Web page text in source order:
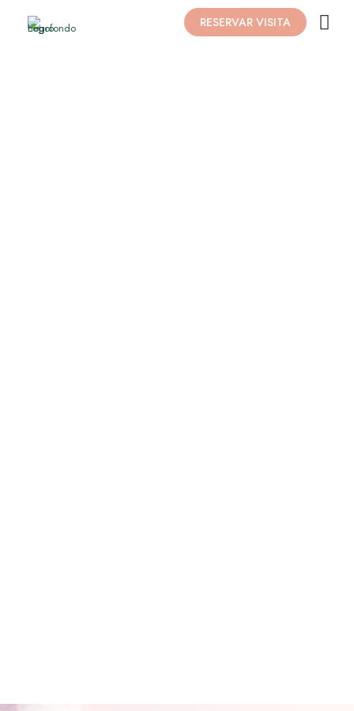
RESERVAR VISITA